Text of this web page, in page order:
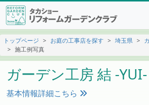
トップページ お庭の工事店を探す 埼玉県
施工例写真
ガーデン工房 結 -YUI-
基本情報詳細こちら